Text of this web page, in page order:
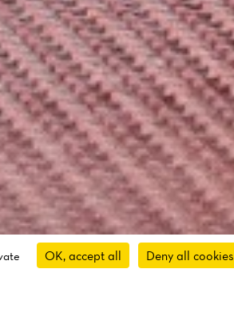
OK, accept all Deny all cookies